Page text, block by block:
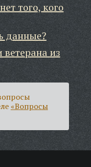
того, кого
данные?
из
«Вопросы